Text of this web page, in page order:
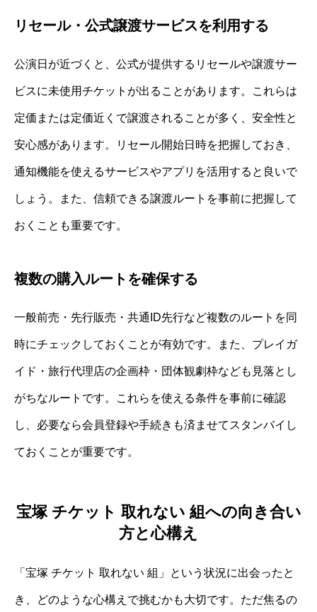
リセール・公式譲渡サービスを利用する
公演日が近づくと、公式が提供するリセールや譲渡サー
ビスに未使用チケットが出ることがあります。これらは
定価または定価近くで譲渡されることが多く、安全性と
安心感があります。リセール開始日時を把握しておき、
通知機能を使えるサービスやアプリを活用すると良いで
しょう。また、信頼できる譲渡ルートを事前に把握して
おくことも重要です。
複数の購入ルートを確保する
一般前売・先行販売・共通ID先行など複数のルートを同
時にチェックしておくことが有効です。また、プレイガ
イド・旅行代理店の企画枠・団体観劇枠なども見落とし
がちなルートです。これらを使える条件を事前に確認
し、必要なら会員登録や手続きも済ませてスタンバイし
ておくことが重要です。
宝塚 チケット 取れない 組への向き合い
方と心構え
「宝塚 チケット 取れない 組」という状況に出会ったと
き、どのような心構えで挑むかも大切です。ただ焦るの